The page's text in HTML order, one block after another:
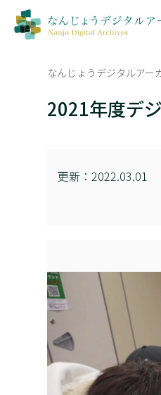
なんじょうデジタルアー
2021年度デ
更新：2022.03.01